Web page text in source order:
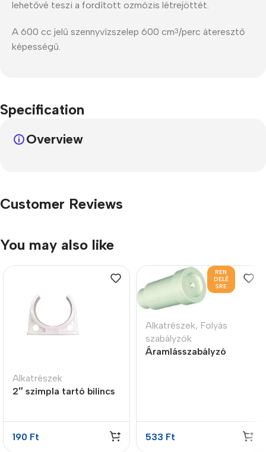
lehetővé teszi a fordított ozmózis létrejöttét.
A 600 cc jelű szennyvízszelep 600 cm3/perc áteresztő
képességű.
Specification
Overview
Customer Reviews
You may also like
Alkatrészek
2″ szimpla tartó bilincs
190 Ft
REN
DELÉ
SRE
Alkatrészek, Folyás
szabályzók
Áramlásszabályzó
533 Ft